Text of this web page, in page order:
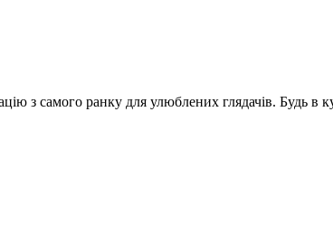
з самого ранку для улюблених глядачів. Будь в